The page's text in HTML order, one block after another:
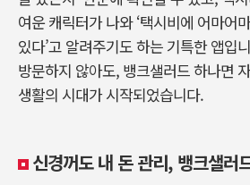
여운 캐릭터가 나와 ‘택시비에 어마어
있다’고 알려주기도 하는 기특한 앱입
방문하지 않아도, 뱅크샐러드 하나면
생활의 시대가 시작되었습니다.
신경꺼도 내 돈 관리, 뱅크샐러